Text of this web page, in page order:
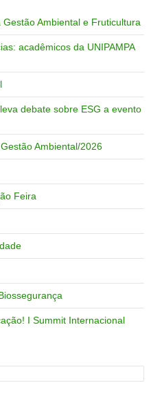
Ambiental e Fruticultura
acadêmicos da UNIPAMPA
debate sobre ESG a evento
Ambiental/2026
Feira
I Summit Internacional